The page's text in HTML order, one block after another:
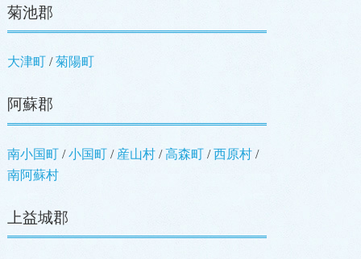
菊池郡
大津町 菊陽町
阿蘇郡
南小国町 小国町 産山村 高森町
西原村
南阿蘇村
上益城郡